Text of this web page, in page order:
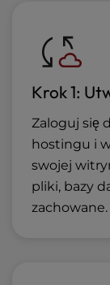
Krok 1:
Zaloguj się
hostingu i
swojej
pliki, bazy
zachowane.